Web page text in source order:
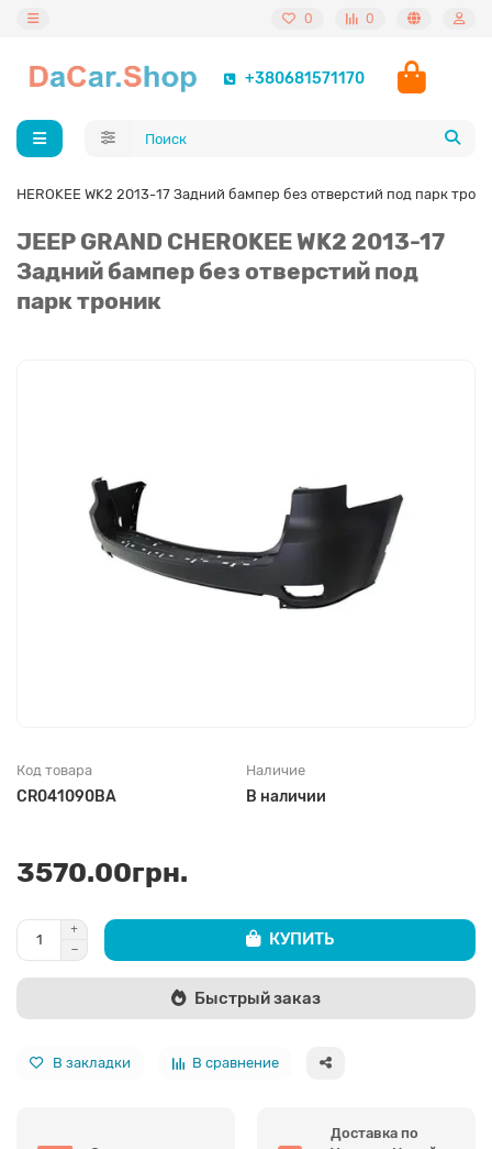
0 0
+380681571170
CHEROKEE WK2 2013-17 Задний бампер без отверстий под парк
JEEP GRAND CHEROKEE WK2 2013-17
Задний бампер без отверстий под
парк троник
Код товара
CR041090BA
Наличие
В наличии
3570.00грн.
КУПИТЬ
Быстрый заказ
В закладки В сравнение
Доставка по